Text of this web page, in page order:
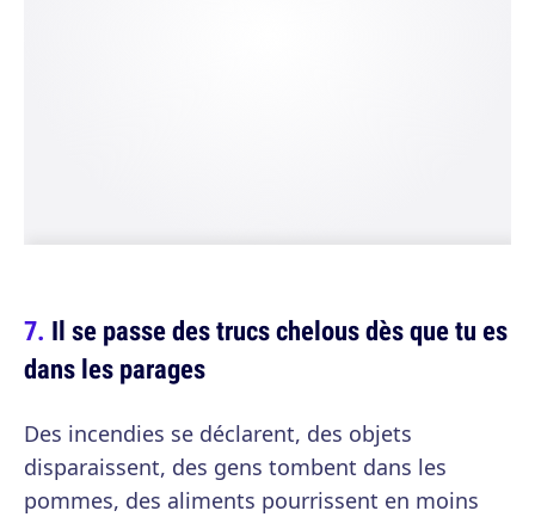
Il se passe des trucs chelous dès que tu es
dans les parages
Des incendies se déclarent, des objets
disparaissent, des gens tombent dans les
pommes, des aliments pourrissent en moins